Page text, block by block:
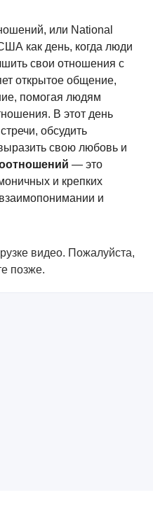
или National
как день, когда люди
свои отношения с
открытое общение,
помогая людям
В этот день
обсудить
свою любовь и
— это
и крепких
и
видео. Пожалуйста,
позже.